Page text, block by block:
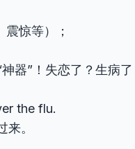
惊等）；
器”！失恋了？生病
the flu.
。